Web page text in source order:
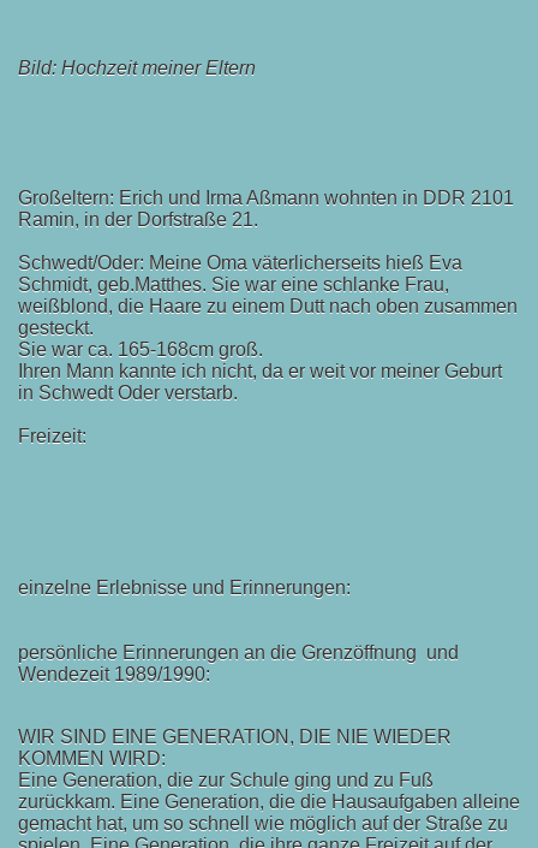
Bild: Hochzeit meiner Eltern
Großeltern: Erich und Irma Aßmann wohnten in DDR 2101
Ramin, in der Dorfstraße 21.
Schwedt/Oder: Meine Oma väterlicherseits hieß Eva
Schmidt, geb.Matthes. Sie war eine schlanke Frau,
weißblond, die Haare zu einem Dutt nach oben zusammen
gesteckt.
Sie war ca. 165-168cm groß.
Ihren Mann kannte ich nicht, da er weit vor meiner Geburt
in Schwedt Oder verstarb.
Freizeit:
einzelne Erlebnisse und Erinnerungen:
persönliche Erinnerungen an die Grenzöffnung und
Wendezeit 1989/1990:
WIR SIND EINE GENERATION, DIE NIE WIEDER
KOMMEN WIRD:
Eine Generation, die zur Schule ging und zu Fuß
zurückkam. Eine Generation, die die Hausaufgaben alleine
gemacht hat, um so schnell wie möglich auf der Straße zu